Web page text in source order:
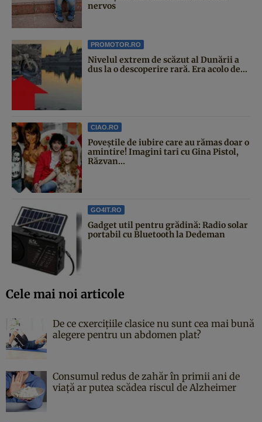
nervos
PROMOTOR.RO
Nivelul extrem de scăzut al Dunării a
dus la o descoperire rară. Era acolo de...
CIAO.RO
Poveştile de iubire care au rămas doar o
amintire! Imagini tari cu Gina Pistol,
Răzvan...
GO4IT.RO
Gadget util pentru grădină: Radio solar
portabil cu Bluetooth la Dedeman
Cele mai noi articole
De ce cxercițiile clasice nu sunt cea mai bună
alegere pentru un abdomen plat?
Consumul redus de zahăr în primii ani de
viață ar putea scădea riscul de Alzheimer